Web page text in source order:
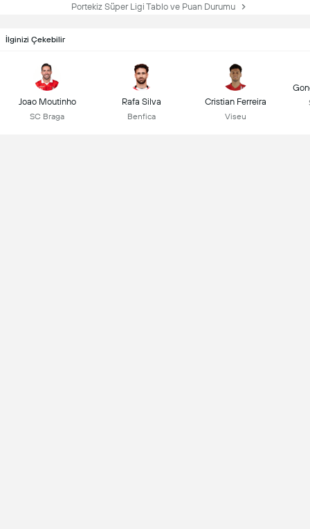
Portekiz Süper Ligi Tablo ve Puan Durumu
İlginizi Çekebilir
Joao Moutinho
SC Braga
Rafa Silva
Benfica
Cristian Ferreira
Viseu